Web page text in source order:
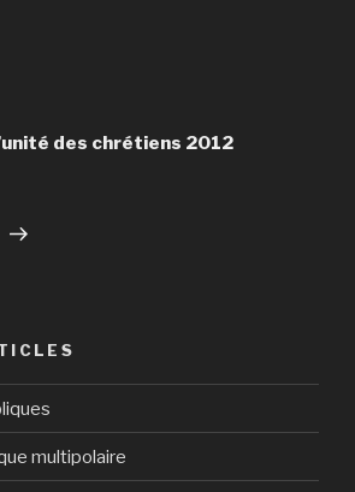
des chrétiens 2012
multipolaire